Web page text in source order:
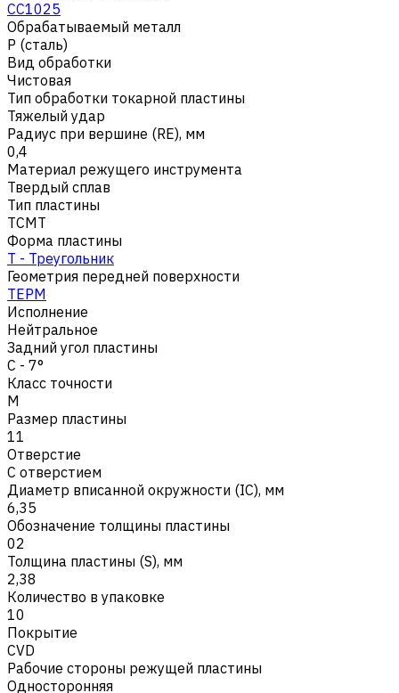
CC1025
Обрабатываемый металл
Р (сталь)
Вид обработки
Чистовая
Тип обработки токарной пластины
Тяжелый удар
Радиус при вершине (RE), мм
0,4
Материал режущего инструмента
Твердый сплав
Тип пластины
TCMT
Форма пластины
T - Треугольник
Геометрия передней поверхности
TEPM
Исполнение
Нейтральное
Задний угол пластины
C - 7°
Класс точности
M
Размер пластины
11
Отверстие
С отверстием
Диаметр вписанной окружности (IC), мм
6,35
Обозначение толщины пластины
02
Толщина пластины (S), мм
2,38
Количество в упаковке
10
Покрытие
CVD
Рабочие стороны режущей пластины
Односторонняя